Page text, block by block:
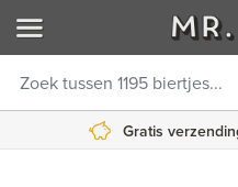
Gratis Koppel